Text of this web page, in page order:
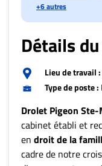
Politique de
+6 autres
Détails
Lieu de travail :
Type de poste :
Drolet Pigeon
cabinet établi et
en droit de la
cadre de notre